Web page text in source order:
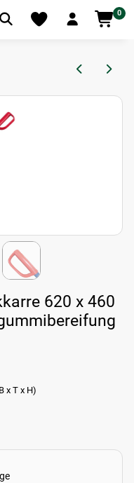
0
620 x 460
x T x H)